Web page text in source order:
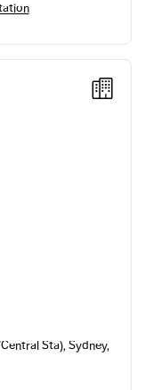
Sta), Sydney,